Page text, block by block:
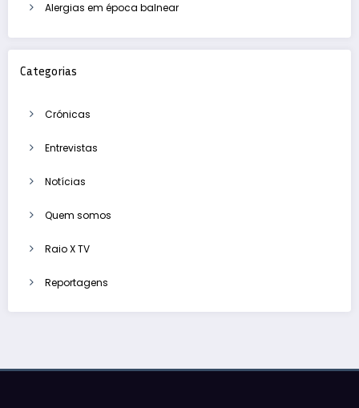
Alergias em época balnear
Categorias
Crónicas
Entrevistas
Notícias
Quem somos
Raio X TV
Reportagens